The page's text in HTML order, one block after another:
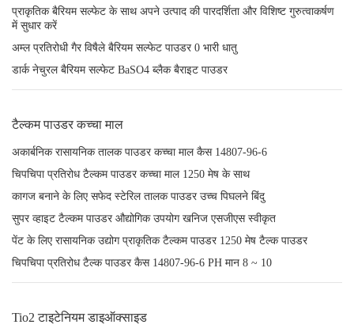
प्राकृतिक बैरियम सल्फेट के साथ अपने उत्पाद की पारदर्शिता और विशिष्ट गुरुत्वाकर्षण
में सुधार करें
अम्ल प्रतिरोधी गैर विषैले बैरियम सल्फेट पाउडर 0 भारी धातु
डार्क नेचुरल बैरियम सल्फेट BaSO4 ब्लैक बैराइट पाउडर
टैल्कम पाउडर कच्चा माल
अकार्बनिक रासायनिक तालक पाउडर कच्चा माल कैस 14807-96-6
चिपचिपा प्रतिरोध टैल्कम पाउडर कच्चा माल 1250 मेष के साथ
कागज बनाने के लिए सफेद स्टेरिल तालक पाउडर उच्च पिघलने बिंदु
सुपर व्हाइट टैल्कम पाउडर औद्योगिक उपयोग खनिज एसजीएस स्वीकृत
पेंट के लिए रासायनिक उद्योग प्राकृतिक टैल्कम पाउडर 1250 मेष टैल्क पाउडर
चिपचिपा प्रतिरोध टैल्क पाउडर कैस 14807-96-6 PH मान 8 ~ 10
Tio2 टाइटेनियम डाइऑक्साइड